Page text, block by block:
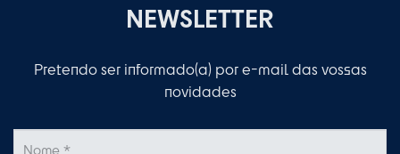
NEWSLETTER
Pretendo ser informado(a) por e-mail das vossas
novidades